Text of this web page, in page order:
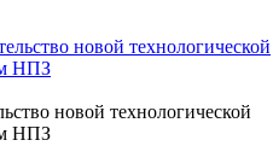
новой технологической
НПЗ